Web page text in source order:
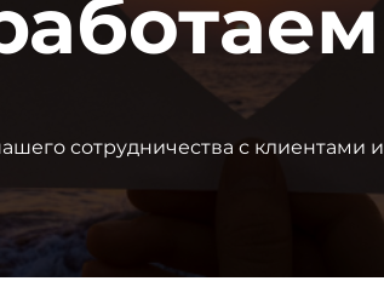
сотрудничества с клиентами